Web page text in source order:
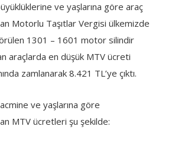
ve yaşlarına göre araç
Motorlu Taşıtlar Vergisi ülkemizde
1301 – 1601 motor silindir
araçlarda en düşük MTV ücreti
zamlanarak 8.421 TL’ye çıktı.
ve yaşlarına göre
MTV ücretleri şu şekilde: